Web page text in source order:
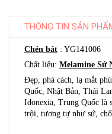
THÔNG TIN SẢN
Chén bát : YG141006
Chất liệu: Melamine Sứ
Đẹp, phá cách, lạ mắt
Quốc, Nhật Bản, Thái
Idonexia, Trung Quốc là
trội, tương tự như sứ,